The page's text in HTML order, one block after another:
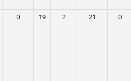
0 19 2 21 0